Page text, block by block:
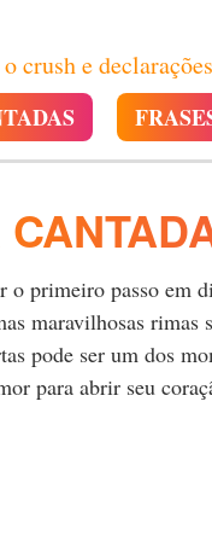
crush e
o primeiro passo em
maravilhosas
pode ser um dos
para abrir seu